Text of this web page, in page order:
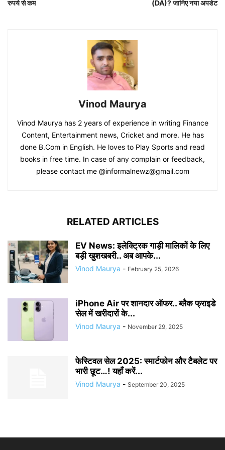
रुपये से कम (DA)? जानिए नया अपडेट
Vinod Maurya
Vinod Maurya has 2 years of experience in writing Finance
Content, Entertainment news, Cricket and more. He has
done B.Com in English. He loves to Play Sports and read
books in free time. In case of any complain or feedback,
please contact me @informalnewz@gmail.com
RELATED ARTICLES
EV News: इलेक्ट्रिक गाड़ी मालिकों के लिए
बड़ी खुशखबरी.. अब आपके...
Vinod Maurya - February 25, 2026
iPhone Air पर शानदार ऑफर.. ब्लैक फ्राइडे
सेल में खरीदारों के...
Vinod Maurya - November 29, 2025
फेस्टिवल सेल 2025: स्मार्टफोन और टैबलेट पर
भारी छूट…! यहाँ करें...
Vinod Maurya - September 20, 2025